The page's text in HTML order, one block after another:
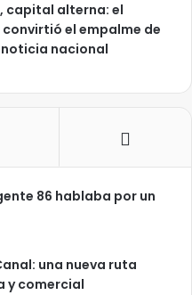
capital alterna: el
el empalme de
nacional
86 hablaba por un
una nueva ruta
y comercial